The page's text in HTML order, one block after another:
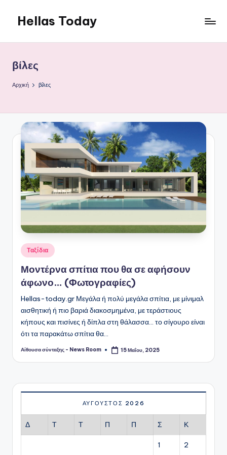
Μετάβαση
περιεχόμενο
Hellas Today
βίλες
Αρχική βίλες
Αναρτήθηκε
σε
Ταξίδια
Μοντέρνα σπίτια που θα σε αφήσουν
άφωνο… (Φωτογραφίες)
Hellas-today.gr Μεγάλα ή πολύ μεγάλα σπίτια, με μίνιμαλ
αισθητική ή πιο βαριά διακοσμημένα, με τεράστιους
κήπους και πισίνες ή δίπλα στη θάλασσα... το σίγουρο είναι
ότι τα παρακάτω σπίτια θα…
Συγγραφέας:
Αίθουσα σύνταξης - News Room 15 Μαΐου, 2025
ΑΎΓΟΥΣΤΟΣ 2026
Δ Τ Τ Π Π Σ Κ
1 2